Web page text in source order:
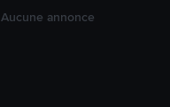
Aucune annonce